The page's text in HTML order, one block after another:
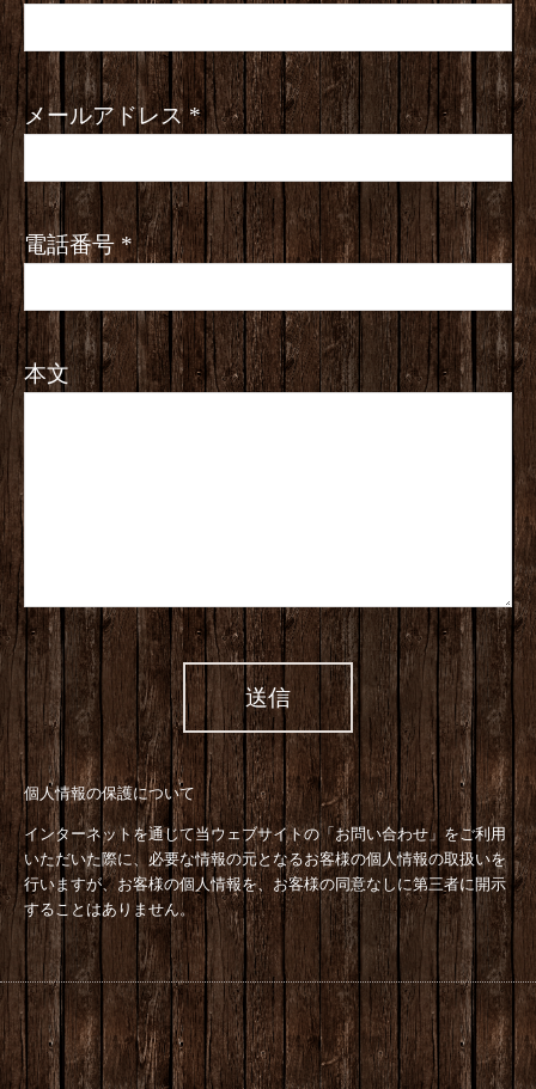
メールアドレス *
電話番号 *
本文
個人情報の保護について
インターネットを通じて当ウェブサイトの「お問い合わせ」をご利用
いただいた際に、必要な情報の元となるお客様の個人情報の取扱いを
行いますが、お客様の個人情報を、お客様の同意なしに第三者に開示
することはありません。